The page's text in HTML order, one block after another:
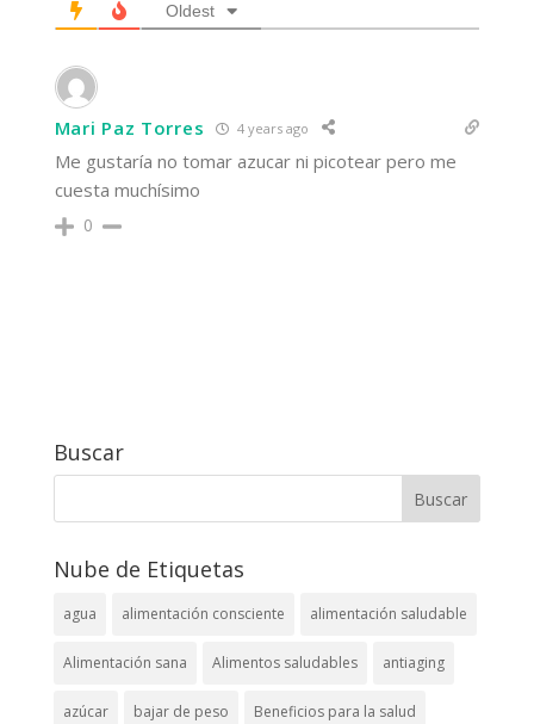
Oldest
Mari Paz Torres 4 years ago
Me gustaría no tomar azucar ni picotear pero me
cuesta muchísimo
0
Buscar
Nube de Etiquetas
agua alimentación consciente alimentación saludable
Alimentación sana Alimentos saludables antiaging
azúcar bajar de peso Beneficios para la salud